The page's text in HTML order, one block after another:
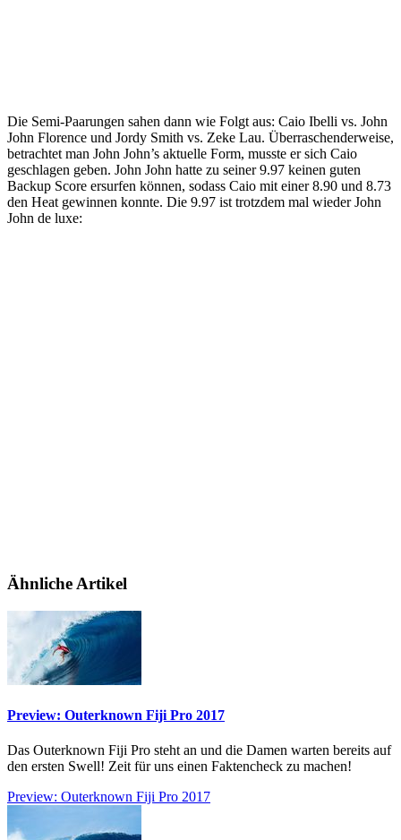
Die Semi-Paarungen sahen dann wie Folgt aus: Caio Ibelli vs. John
John Florence und Jordy Smith vs. Zeke Lau. Überraschenderweise,
betrachtet man John John’s aktuelle Form, musste er sich Caio
geschlagen geben. John John hatte zu seiner 9.97 keinen guten
Backup Score ersurfen können, sodass Caio mit einer 8.90 und 8.73
den Heat gewinnen konnte. Die 9.97 ist trotzdem mal wieder John
John de luxe:
Ähnliche Artikel
Preview: Outerknown Fiji Pro 2017
Das Outerknown Fiji Pro steht an und die Damen warten bereits auf
den ersten Swell! Zeit für uns einen Faktencheck zu machen!
Preview: Outerknown Fiji Pro 2017